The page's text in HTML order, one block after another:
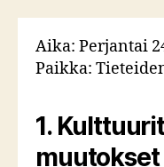
Aika: Perjantai
Paikka:
1.
muutokset